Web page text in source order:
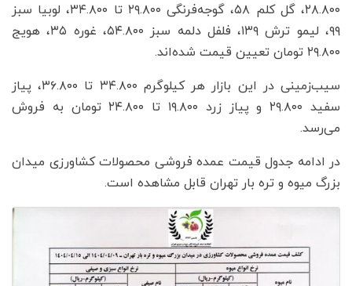
۲۸.۸۰۰، گل کلم ۵۸، گوجه‌فرنگی ۲۹.۸۰۰ تا ۳۴.۸۰۰، لوبیا سبز
۹۹، لیمو ترش ۱۳۹، فلفل دلمه سبز ۵۴.۸۰۰، غوره ۳۵، هویج
۲۹.۸۰۰ تومان تعیین قیمت شده‌اند.
سیب‌زمینی در این بازار هر کیلوگرم ۳۴.۸۰۰ تا ۳۶.۸۰۰، پیاز
سفید ۲۹.۸۰۰ و پیاز زرد ۱۹.۸۰۰ تا ۲۴.۸۰۰ تومان به فروش
می‌رسد.
در ادامه جدول قیمت عمده فروشی محصولات کشاورزی میدان
بزرگ میوه و تره بار تهران قابل مشاهده است.